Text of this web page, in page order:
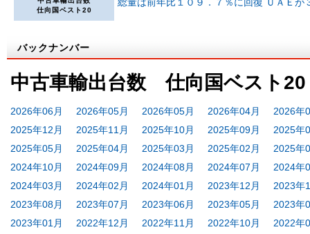
仕向国ベスト20
バックナンバー
中古車輸出台数 仕向国ベスト20
2026年06月 2026年05月 2026年05月 2026年04月
2026年
2025年12月
2025年11月 2025年10月 2025年09月
2025年
2025年05月
2025年04月 2025年03月 2025年02月
2025年
2024年10月
2024年09月 2024年08月 2024年07月
2024年
2024年03月
2024年02月 2024年01月 2023年12月
2023年
2023年08月
2023年07月 2023年06月 2023年05月
2023年
2023年01月
2022年12月 2022年11月 2022年10月
2022年